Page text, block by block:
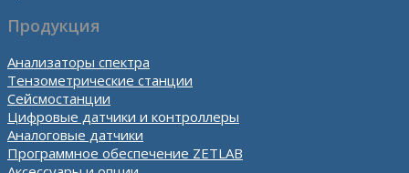
Продукция
Анализаторы спектра
Тензометрические станции
Сейсмостанции
Цифровые датчики и контроллеры
Аналоговые датчики
Программное обеспечение ZETLAB